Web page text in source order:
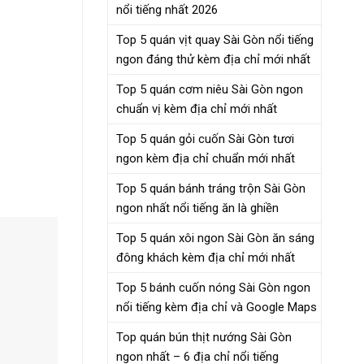
nổi tiếng nhất 2026
Top 5 quán vịt quay Sài Gòn nổi tiếng
ngon đáng thử kèm địa chỉ mới nhất
Top 5 quán cơm niêu Sài Gòn ngon
chuẩn vị kèm địa chỉ mới nhất
Top 5 quán gỏi cuốn Sài Gòn tươi
ngon kèm địa chỉ chuẩn mới nhất
Top 5 quán bánh tráng trộn Sài Gòn
ngon nhất nổi tiếng ăn là ghiền
Top 5 quán xôi ngon Sài Gòn ăn sáng
đông khách kèm địa chỉ mới nhất
Top 5 bánh cuốn nóng Sài Gòn ngon
nổi tiếng kèm địa chỉ và Google Maps
Top quán bún thịt nướng Sài Gòn
ngon nhất – 6 địa chỉ nổi tiếng